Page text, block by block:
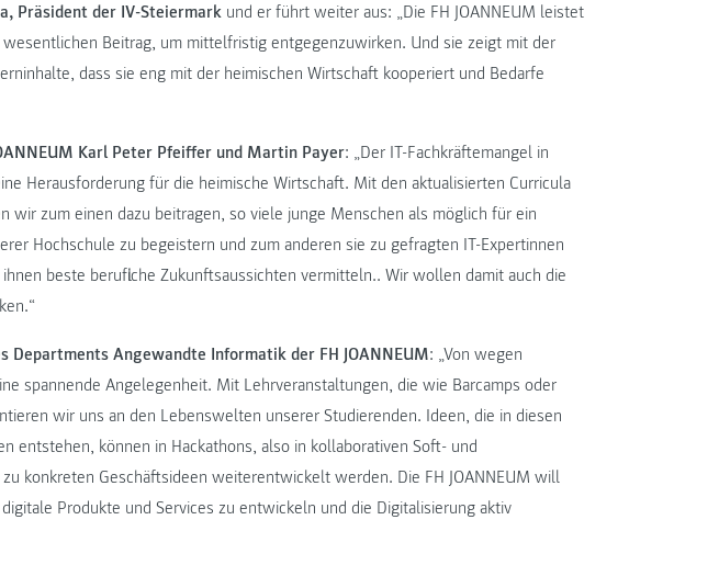
Präsident der IV-Steiermark und er führt weiter aus: „Die FH JOANNEUM leistet
Beitrag, um mittelfristig entgegenzuwirken. Und sie zeigt mit der
dass sie eng mit der heimischen Wirtschaft kooperiert und Bedarfe
Karl Peter Pfeiffer und Martin Payer: „Der IT-Fachkräftemangel in
Herausforderung für die heimische Wirtschaft. Mit den aktualisierten Curricula
wir zum einen dazu beitragen, so viele junge Menschen als möglich für ein
Hochschule zu begeistern und zum anderen sie zu gefragten IT-Expertinnen
beste berufliche Zukunftsaussichten vermitteln.. Wir wollen damit auch die
Departments Angewandte Informatik der FH JOANNEUM: „Von wegen
spannende Angelegenheit. Mit Lehrveranstaltungen, die wie Barcamps oder
wir uns an den Lebenswelten unserer Studierenden. Ideen, die in diesen
entstehen, können in Hackathons, also in kollaborativen Soft- und
konkreten Geschäftsideen weiterentwickelt werden. Die FH JOANNEUM will
Produkte und Services zu entwickeln und die Digitalisierung aktiv